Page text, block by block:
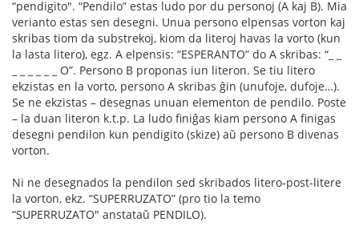
“pendigito". “Pendilo” estas ludo por du personoj (A kaj B). Mia
verianto estas sen desegni. Unua persono elpensas vorton kaj
skribas tiom da substrekoj, kiom da literoj havas la vorto (kun
la lasta litero), egz. A elpensis: “ESPERANTO” do A skribas: “_ _
_ _ _ _ _ _ O”. Persono B proponas iun literon. Se tiu litero
ekzistas en la vorto, persono A skribas ĝin (unufoje, dufoje…).
Se ne ekzistas – desegnas unuan elementon de pendilo. Poste
– la duan literon k.t.p. La ludo finiĝas kiam persono A finigas
desegni pendilon kun pendigito (skize) aŭ persono B divenas
vorton.
Ni ne desegnados la pendilon sed skribados litero-post-litere
la vorton, ekz. “SUPERRUZATO” (pro tio la temo
“SUPERRUZATO" anstataŭ PENDILO).